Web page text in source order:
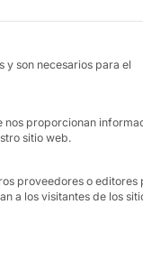
de pantalla
10″, 10.1″,
de PC
IP65, su alta
para
un cristal
de agua y
pernos
de un kit frontal
para los
y son necesarios para el
nos proporcionan
sitio web.
proveedores o editores
a los visitantes de los